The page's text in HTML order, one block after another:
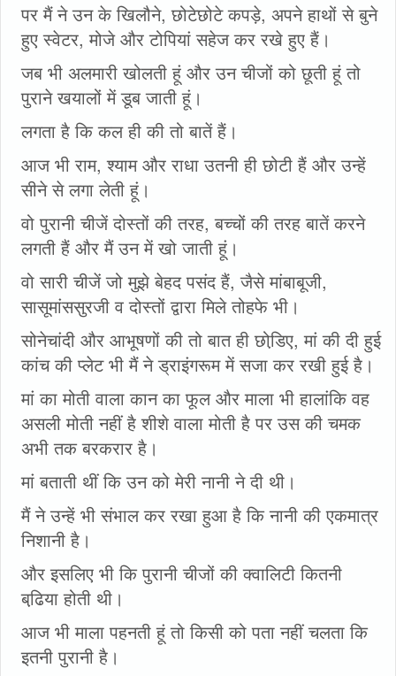
पर मैं ने उन के खिलौने, छोटेछोटे कपड़े, अपने हाथों से बुने
हुए स्वेटर, मोजे और टोपियां सहेज कर रखे हुए हैं।
जब भी अलमारी खोलती हूं और उन चीजों को छूती हूं तो
पुराने खयालों में डूब जाती हूं।
लगता है कि कल ही की तो बातें हैं।
आज भी राम, श्याम और राधा उतनी ही छोटी हैं और उन्हें
सीने से लगा लेती हूं।
वो पुरानी चीजें दोस्तों की तरह, बच्चों की तरह बातें करने
लगती हैं और मैं उन में खो जाती हूं।
वो सारी चीजें जो मुझे बेहद पसंद हैं, जैसे मांबाबूजी,
सासूमांससुरजी व दोस्तों द्वारा मिले तोहफे भी।
सोनेचांदी और आभूषणों की तो बात ही छोडि़ए, मां की दी हुई
कांच की प्लेट भी मैं ने ड्राइंगरूम में सजा कर रखी हुई है।
मां का मोती वाला कान का फूल और माला भी हालांकि वह
असली मोती नहीं है शीशे वाला मोती है पर उस की चमक
अभी तक बरकरार है।
मां बताती थीं कि उन को मेरी नानी ने दी थी।
मैं ने उन्हें भी संभाल कर रखा हुआ है कि नानी की एकमात्र
निशानी है।
और इसलिए भी कि पुरानी चीजों की क्वालिटी कितनी
बढि़या होती थी।
आज भी माला पहनती हूं तो किसी को पता नहीं चलता कि
इतनी पुरानी है।